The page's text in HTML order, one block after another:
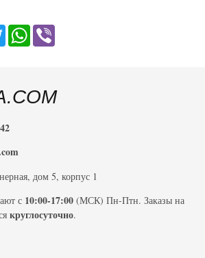
TwitterWhatsApp
дом 5, корпус 1
с 10:00-17:00 (МСК) Пн-Птн. Заказы на
круглосуточно.